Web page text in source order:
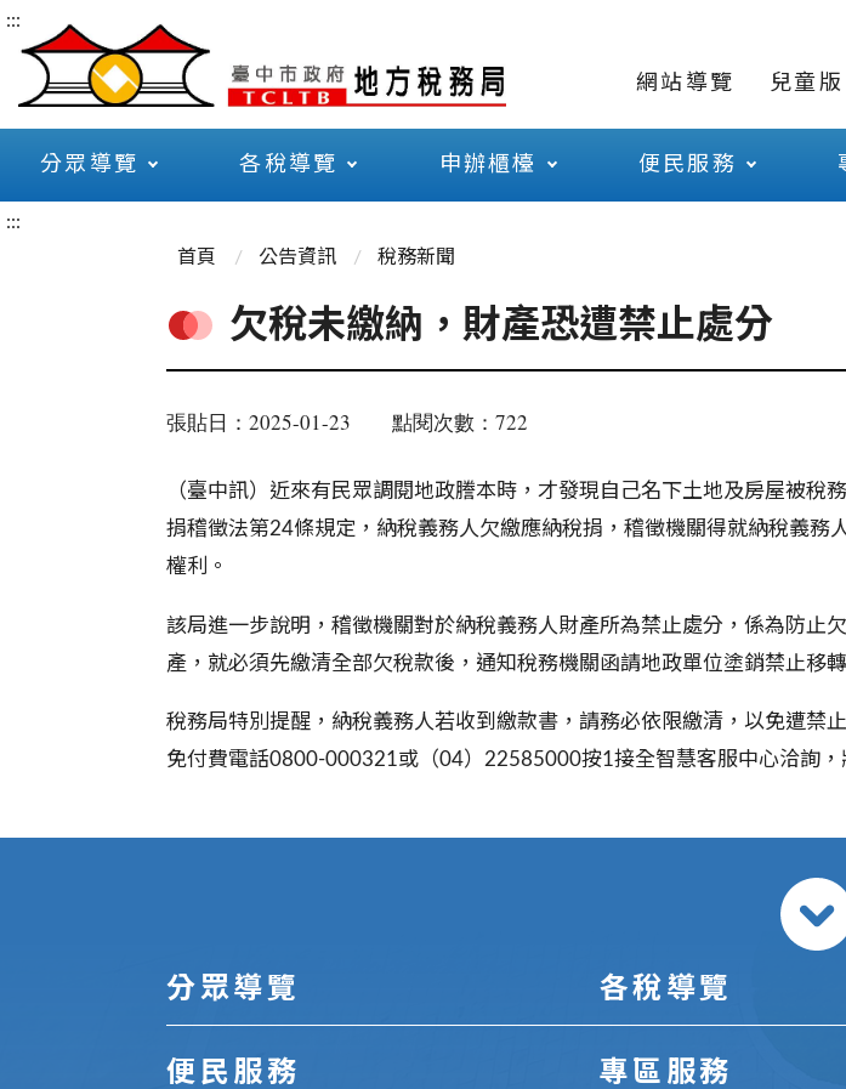
:::
網站導覽 兒童版
分眾導覽 各稅導覽 申辦櫃檯 便民服務
:::
首頁
公告資訊 稅務新聞
欠稅未繳納，財產恐遭禁止處分
張貼日：2025-01-23 點閱次數：722
（臺中訊）近來有民眾調閱地政謄本時，才發現自己名下土地及房屋被
捐稽徵法第24條規定，納稅義務人欠繳應納稅捐，稽徵機關得就納稅義
權利。
該局進一步說明，稽徵機關對於納稅義務人財產所為禁止處分，係為防止
產，就必須先繳清全部欠稅款後，通知稅務機關函請地政單位塗銷禁止移
稅務局特別提醒，納稅義務人若收到繳款書，請務必依限繳清，以免遭禁
免付費電話0800-000321或（04）22585000按1接全智慧客服中心洽詢，
分眾導覽 各稅導覽
便民服務 專區服務